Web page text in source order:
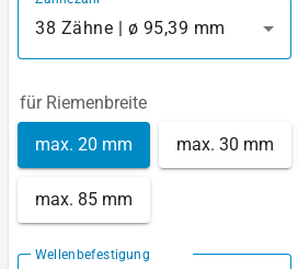
38 Zähne | ø 95,39 mm
für Riemenbreite
max. 20 mm max. 30 mm
max. 85 mm
Wellenbefestigung